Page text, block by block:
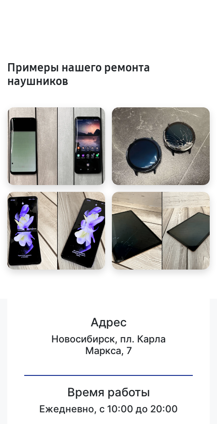
Примеры нашего ремонта
наушников
Адрес
Новосибирск, пл. Карла
Маркса, 7
Время работы
Ежедневно, с 10:00 до 20:00